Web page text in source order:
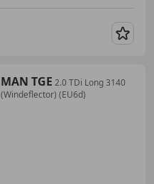
MAN TGE 2.0 TDi Long 3140
(Windeflector) (EU6d)